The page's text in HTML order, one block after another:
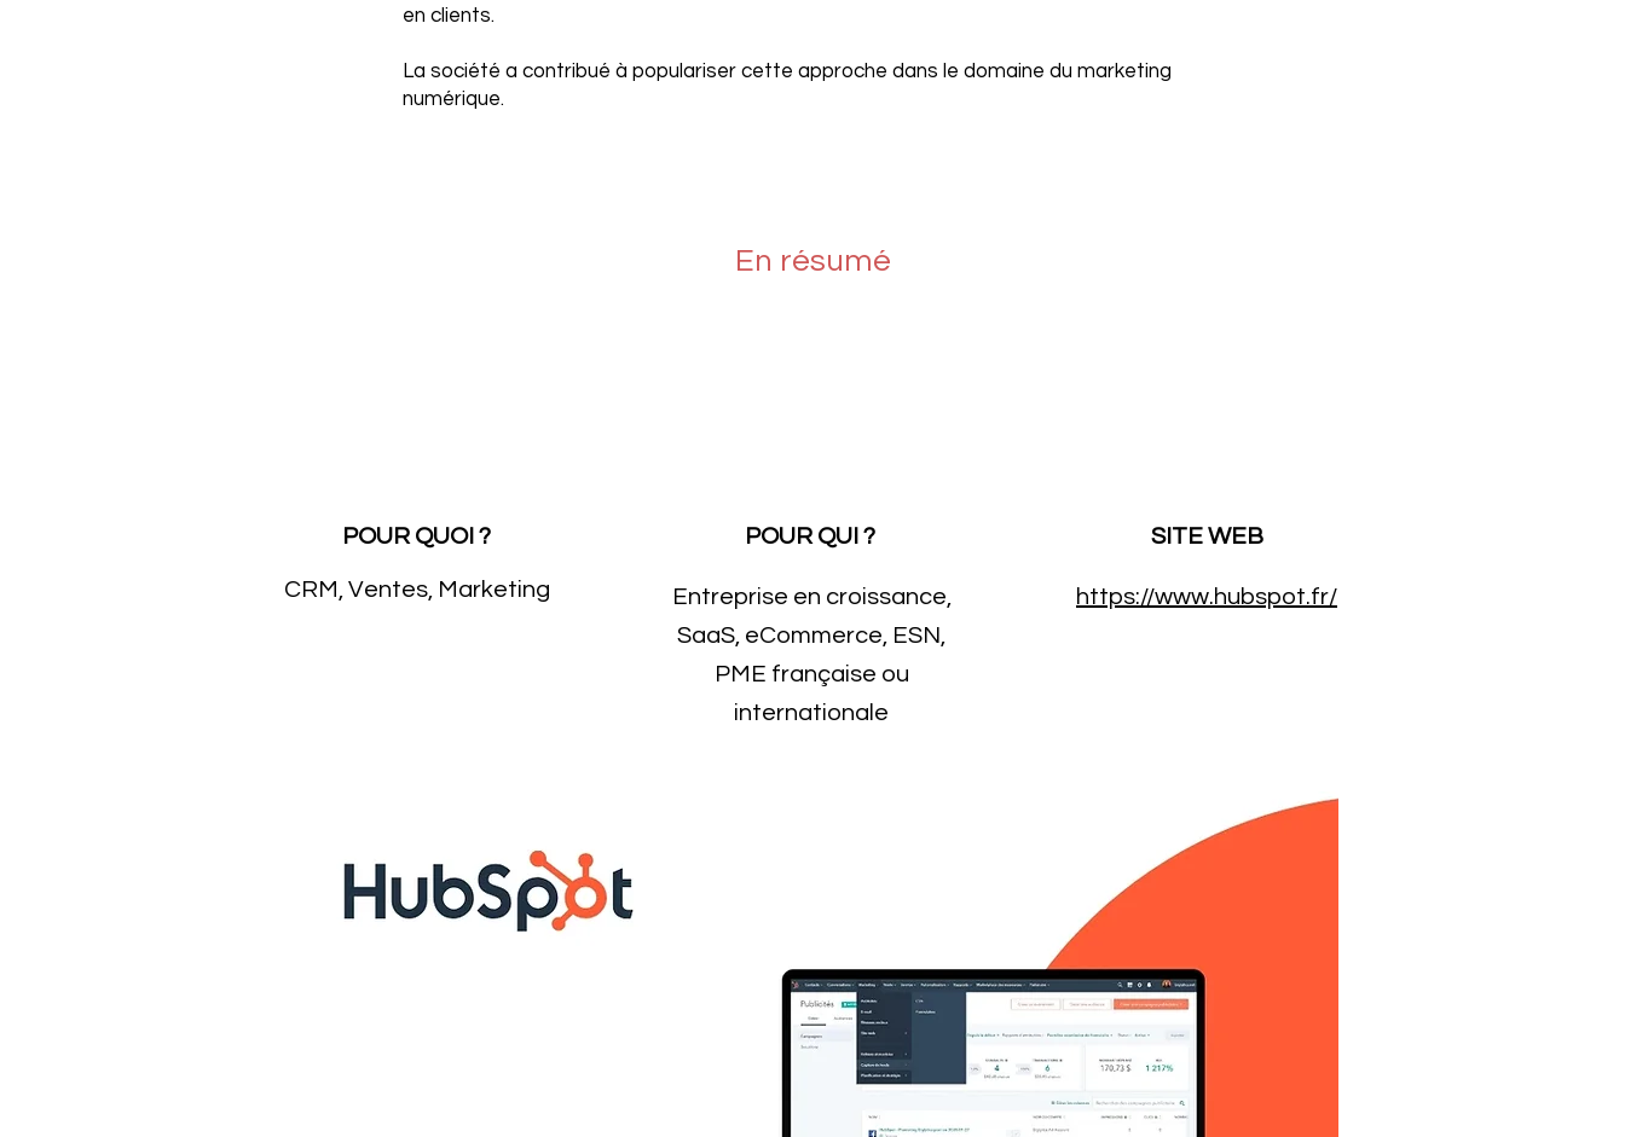
en clients.
La société a contribué à populariser cette approche dans le domaine du marketing
numérique.
En résumé
POUR QUOI ?
CRM, Ventes, Marketing
POUR QUI ?
Entreprise en croissance,
SaaS, eCommerce, ESN,
PME française ou
internationale
SITE WEB
https://www.hubspot.fr/